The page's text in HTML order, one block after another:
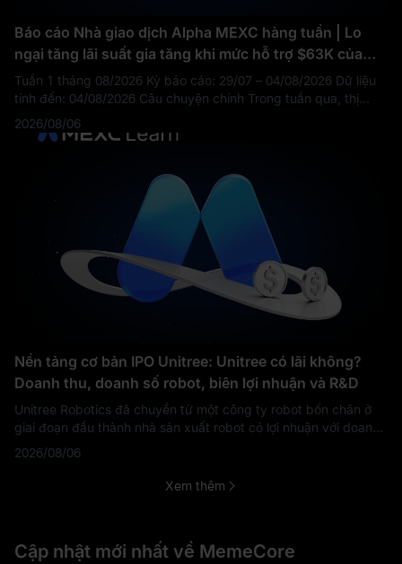
Báo cáo Nhà giao dịch Alpha MEXC hàng tuần | Lo
ngại tăng lãi suất gia tăng khi mức hỗ trợ $63K của
BTC chịu áp lực. Tuần công bố dữ liệu việc làm có thể
thay đổi cục diện?
Tuần 1 tháng 08/2026 Kỳ báo cáo: 29/07 – 04/08/2026 Dữ liệu
tính đến: 04/08/2026 Câu chuyện chính Trong tuần qua, thị
trường tiền mã hoá đã hoàn thành một chu kỳ đầy đủ dưới tác
động của quyết định lã
2026/08/06
Nền tảng cơ bản IPO Unitree: Unitree có lãi không?
Doanh thu, doanh số robot, biên lợi nhuận và R&D
Unitree Robotics đã chuyển từ một công ty robot bốn chân ở
giai đoạn đầu thành nhà sản xuất robot có lợi nhuận với doanh
số robot hình người tăng nhanh. Doanh thu tăng từ 159,1 triệu
nhân dân tệ năm 2
2026/08/06
Xem thêm
Cập nhật mới nhất về MemeCore